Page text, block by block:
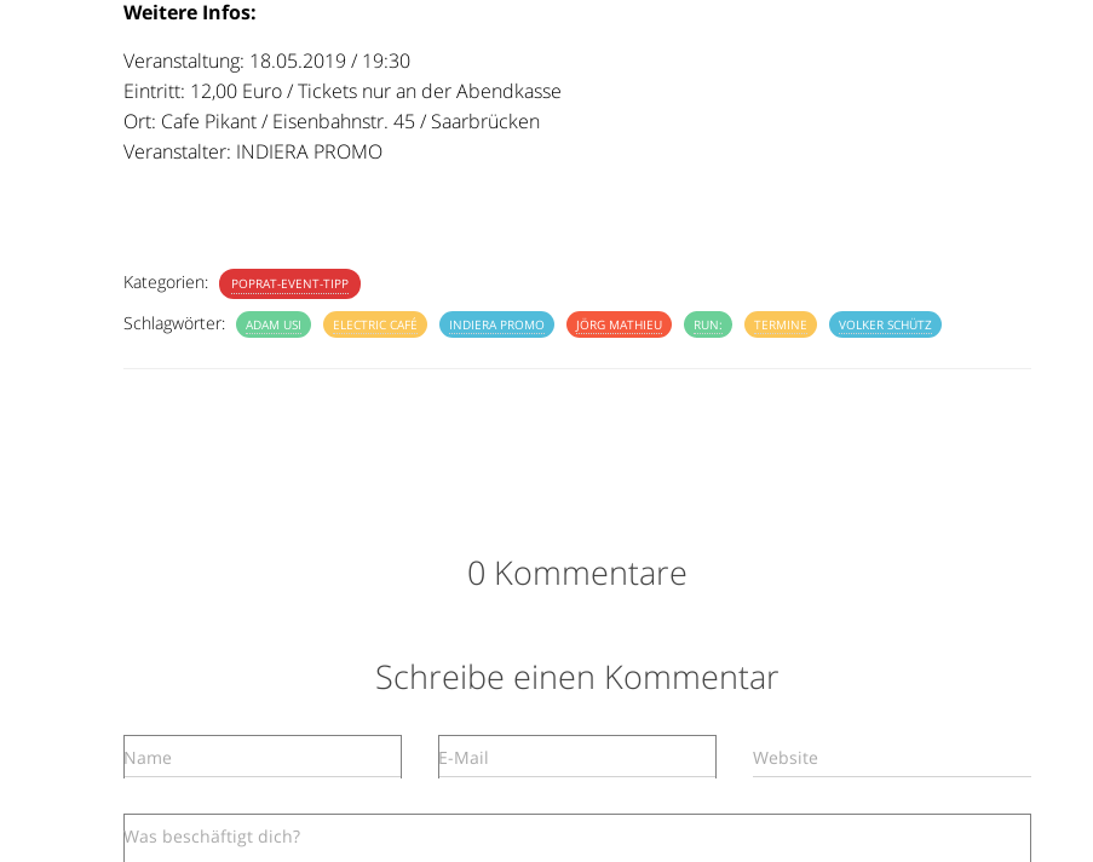
Weitere Infos:
Veranstaltung: 18.05.2019 / 19:30
Eintritt: 12,00 Euro / Tickets nur an der Abendkasse
Ort: Cafe Pikant / Eisenbahnstr. 45 / Saarbrücken
Veranstalter: INDIERA PROMO
Kategorien: POPRAT-EVENT-TIPP
Schlagwörter: ADAM USI ELECTRIC CAFÉ INDIERA PROMO JÖRG MATHIEU RUN: TERMINE VOLKER SCHÜTZ
0 Kommentare
Schreibe einen Kommentar
Name E-Mail Website
Was beschäftigt dich?